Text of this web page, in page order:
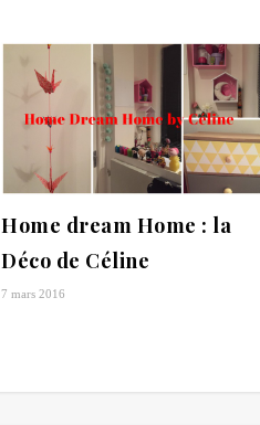
Home dream Home : la
Déco de Céline
7 mars 2016